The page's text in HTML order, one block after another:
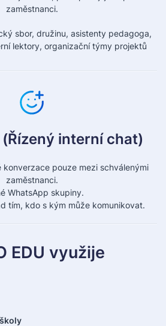
zaměstnanci.
sbor, družinu, asistenty pedagoga,
lektory, organizační týmy projektů
interní chat)
konverzace pouze mezi schválenými
zaměstnanci.
WhatsApp skupiny.
tím, kdo s kým může komunikovat.
EDU využije